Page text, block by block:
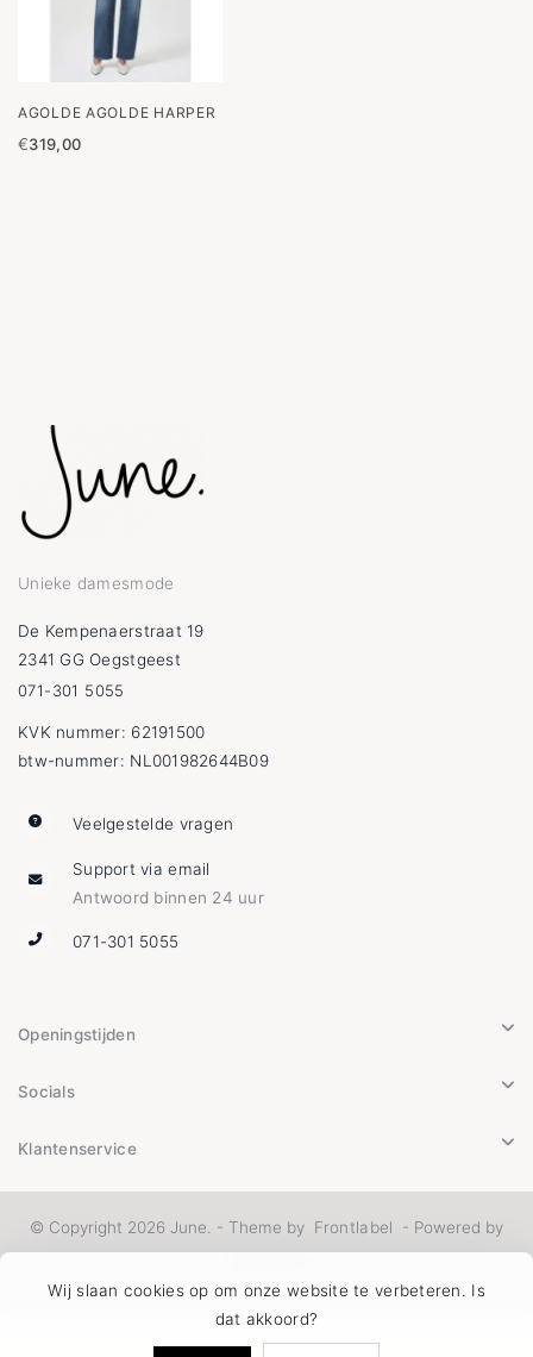
Wij slaan cookies op om onze website te verbeteren. Is
dat akkoord?
AGOLDE AGOLDE HARPER
€319,00
Unieke damesmode
De Kempenaerstraat 19
2341 GG Oegstgeest
071-301 5055
KVK nummer: 62191500
btw-nummer: NL001982644B09
Veelgestelde vragen
Support via email
Antwoord binnen 24 uur
071-301 5055
Openingstijden
Socials
Klantenservice
© Copyright 2026 June. - Theme by Frontlabel
- Powered by